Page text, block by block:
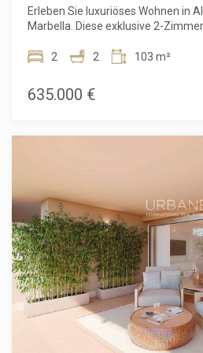
Hauptverkehrsstraßen,
lokalen Annehmlichkeiten.
Lebens an der Costa del Sol,
Golfplätzen und in
Erleben Sie luxuriöses Wohnen in
Marbella. Diese exklusive 2-
durch eine geräumige 44m²
Mittelmeer.Entworfen, um das
maximieren, verfügt die Wohnung
eigenes Badezimmer und bietet
Rückzugsort mit herrlichem
prestigeträchtigen privaten
Señorío de Cifuentes", die den
Schwimmbädern, weitläufigen
Concierge-Services bietet. Die
ruhigen Hügel und garantiert
einem der sichersten Wohngebiete
Sol.Jede Wohnung verfügt über
Tiefgaragenstellplatz, der für die
Ladestation für Elektrofahrzeuge
2 2 103 m²
635.000 €